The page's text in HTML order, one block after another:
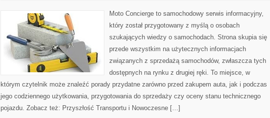
TECHNOLOGII
Moto Concierge to samochodowy serwis informacyjny,
który został przygotowany z myślą o osobach
szukających wiedzy o samochodach. Strona skupia się
przede wszystkim na użytecznych informacjach
związanych z sprzedażą samochodów, zwłaszcza tych
dostępnych na rynku z drugiej ręki. To miejsce, w
którym czytelnik może znaleźć porady przydatne zarówno przed zakupem auta, jak i podczas
jego codziennego użytkowania, przygotowania do sprzedaży czy oceny stanu technicznego
pojazdu. Zobacz też: Przyszłość Transportu i Nowoczesne […]